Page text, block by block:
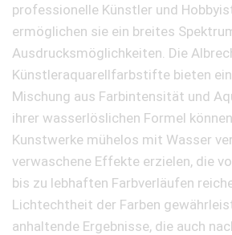
professionelle Künstler und
ermöglichen sie ein breites
Ausdrucksmöglichkeiten. Die
Künstleraquarellfarbstifte bieten
Mischung aus Farbintensität und
ihrer wasserlöslichen Formel
Kunstwerke mühelos mit Wasser
verwaschene Effekte erzielen, die
bis zu lebhaften Farbverläufen
Lichtechtheit der Farben
anhaltende Ergebnisse, die auch